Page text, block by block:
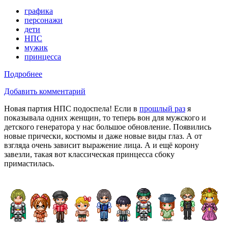
графика
персонажи
дети
НПС
мужик
принцесса
Подробнее
Добавить комментарий
Новая партия НПС подоспела! Если в прошлый раз я
показывала одних женщин, то теперь вон для мужского и
детского генератора у нас большое обновление. Появились
новые прически, костюмы и даже новые виды глаз. А от
взгляда очень зависит выражение лица. А и ещё корону
завезли, такая вот классическая принцесса сбоку
примастилась.